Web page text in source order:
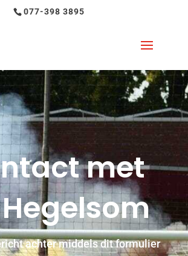
077-398 3895
met
achter middels dit formulier